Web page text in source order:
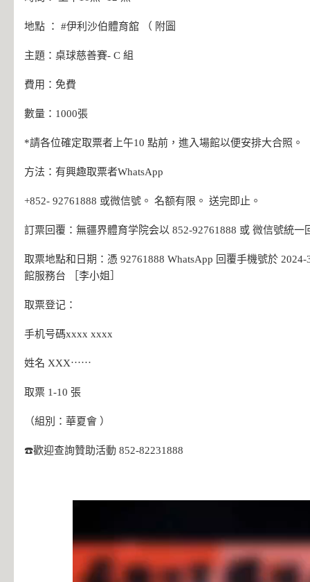
地點 ： #伊利沙伯體育舘 （ 附圖
主題：桌球慈善賽- C 組
費用：免費
數量：1000張
*請各位確定取票者上午10 點前，進入場館以便安排大合照。
方法：有興趣取票者WhatsApp
+852- 92761888 或微信號。 名额有限。 送完即止。
訂票回覆：無疆界體育学院会以 852-92761888 或 微信號統一
取票地點和日期：憑 92761888 WhatsApp 回覆手機號於
館服務台 ［李小姐］
取票登记：
手机号碼xxxx xxxx
姓名 XXX⋯⋯
取票 1-10 張
（組別：華夏會 ）
☎️歡迎查詢贊助活動 852-82231888